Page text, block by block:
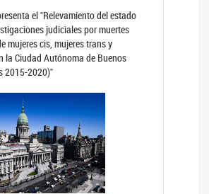
el "Relevamiento del estado
judiciales por muertes
mujeres cis, mujeres trans y
la Ciudad Autónoma de Buenos
2015-2020)"